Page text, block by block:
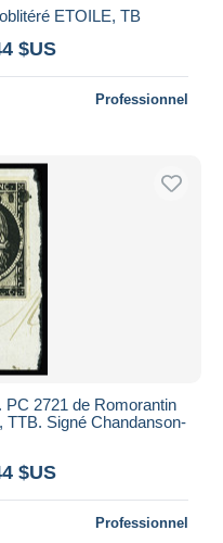
ETOILE, TB
$US
Professionnel
PC 2721 de Romorantin
TTB. Signé Chandanson-
$US
Professionnel